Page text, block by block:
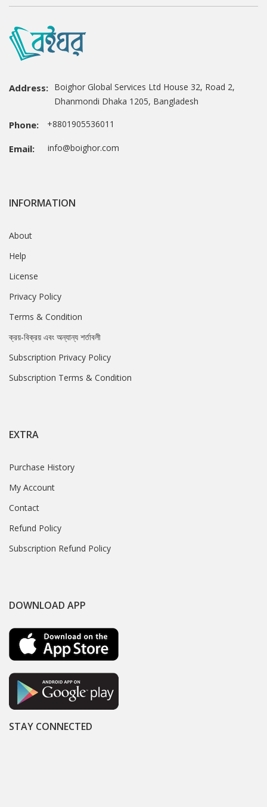
Address: Boighor Global Services Ltd House 32, Road 2,
Dhanmondi Dhaka 1205, Bangladesh
Phone: +8801905536011
Email: info@boighor.com
INFORMATION
About
Help
License
Privacy Policy
Terms & Condition
ক্রয়-বিক্রয় এবং অন্যান্য শর্তাবলী
Subscription Privacy Policy
Subscription Terms & Condition
EXTRA
Purchase History
My Account
Contact
Refund Policy
Subscription Refund Policy
DOWNLOAD APP
STAY CONNECTED